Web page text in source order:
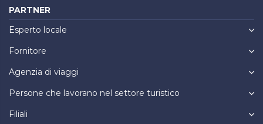
PARTNER
Esperto locale
Fornitore
Agenzia di viaggi
Persone che lavorano nel settore turistico
Filiali